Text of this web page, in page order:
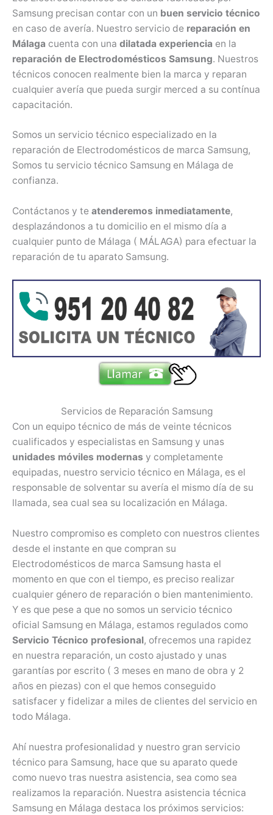
Samsung precisan contar con un buen servicio técnico
en caso de avería. Nuestro servicio de reparación en
Málaga cuenta con una dilatada experiencia en la
reparación de Electrodomésticos Samsung. Nuestros
técnicos conocen realmente bien la marca y reparan
cualquier avería que pueda surgir merced a su contínua
capacitación.
Somos un servicio técnico especializado en la
reparación de Electrodomésticos de marca Samsung,
Somos tu servicio técnico Samsung en Málaga de
confianza.
Contáctanos y te atenderemos inmediatamente,
desplazándonos a tu domicilio en el mismo día a
cualquier punto de Málaga ( MÁLAGA) para efectuar la
reparación de tu aparato Samsung.
Servicios de Reparación Samsung
Con un equipo técnico de más de veinte técnicos
cualificados y especialistas en Samsung y unas
unidades móviles modernas y completamente
equipadas, nuestro servicio técnico en Málaga, es el
responsable de solventar su avería el mismo día de su
llamada, sea cual sea su localización en Málaga.
Nuestro compromiso es completo con nuestros clientes
desde el instante en que compran su
Electrodomésticos de marca Samsung hasta el
momento en que con el tiempo, es preciso realizar
cualquier género de reparación o bien mantenimiento.
Y es que pese a que no somos un servicio técnico
oficial Samsung en Málaga, estamos regulados como
Servicio Técnico profesional, ofrecemos una rapidez
en nuestra reparación, un costo ajustado y unas
garantías por escrito ( 3 meses en mano de obra y 2
años en piezas) con el que hemos conseguido
satisfacer y fidelizar a miles de clientes del servicio en
todo Málaga.
Ahí nuestra profesionalidad y nuestro gran servicio
técnico para Samsung, hace que su aparato quede
como nuevo tras nuestra asistencia, sea como sea
realizamos la reparación. Nuestra asistencia técnica
Samsung en Málaga destaca los próximos servicios: